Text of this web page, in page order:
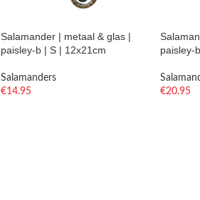
Salamander | metaal & glas |
paisley-b | S | 12x21cm
Salamanders
€14.95
paisley-
€20.95